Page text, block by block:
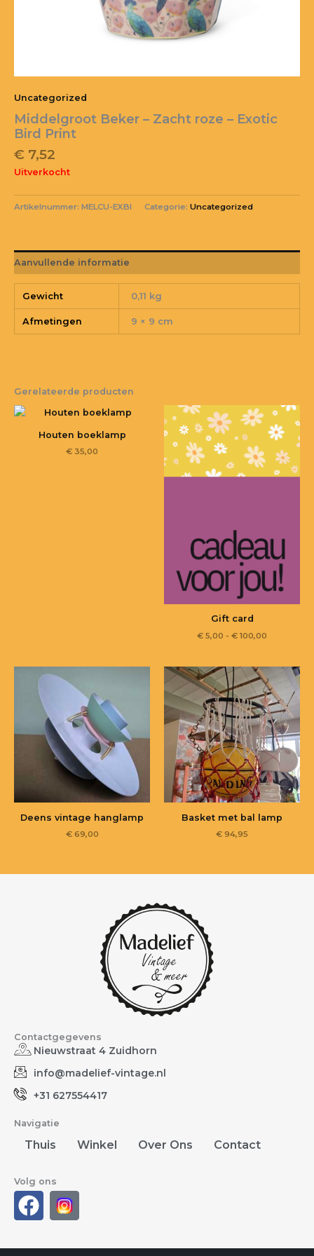
Uncategorized
Middelgroot Beker – Zacht roze – Exotic
Bird Print
€ 7,52
Uitverkocht
Artikelnummer: MELCU-EXBI Categorie: Uncategorized
Aanvullende informatie
Gewicht 0,11 kg
Afmetingen 9 × 9 cm
Gerelateerde producten
Houten boeklamp
€ 35,00
Gift card
€ 5,00 - € 100,00
Deens vintage hanglamp
€69,00
Basket met bal lamp
€ 94,95
Contactgegevens
Nieuwstraat 4 Zuidhorn
info@madelief-vintage.nl
+31 627554417
Navigatie
Thuis Winkel Over Ons Contact
Volg ons
F
a
c